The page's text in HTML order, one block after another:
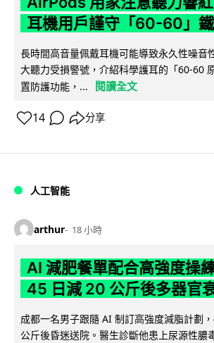
耳機用戶謹守「60-60」
長時間高音量佩戴耳機可能導致永久性噪音
大聽力受損警號，介紹科學護耳的「60-60
置防護功能，...
閱讀全文
14 分享
人工智能
arthur 18 小時
AI 減肥餐單配合高強度操
45 日減 20 公斤後多器官
成都一名男子跟隨 AI 制訂高強度減脂計劃
公斤後昏迷送院。醫生診斷他患上尿源性膿